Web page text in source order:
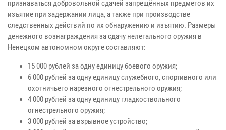
признаваться добровольной сдачей запрещённых предметов их
изъятие при задержании лица, а также при производстве
следственных действий по их обнаружению и изъятию. Размеры
денежного вознаграждения за сдачу нелегального оружия в
Ненецком автономном округе составляют:
15 000 рублей за одну единицу боевого оружия;
6 000 рублей за одну единицу служебного, спортивного или
охотничьего нарезного огнестрельного оружия;
4 000 рублей за одну единицу гладкоствольного
огнестрельного оружия;
3 000 рублей за взрывное устройство;